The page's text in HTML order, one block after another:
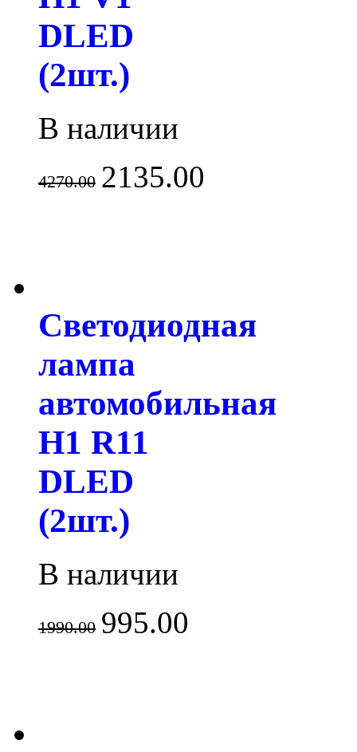
DLED
(2шт.)
В наличии
4270.00 2135.00
Светодиодная
лампа
автомобильная
H1 R11
DLED
(2шт.)
В наличии
1990.00 995.00